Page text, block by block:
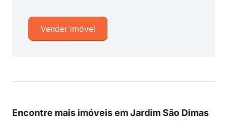
Vender imóvel
Encontre mais imóveis em Jardim São Dimas